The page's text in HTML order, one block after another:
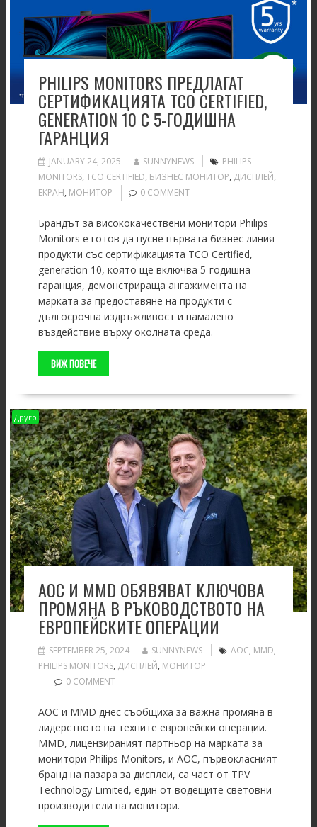
PHILIPS MONITORS ПРЕДЛАГАТ
СЕРТИФИКАЦИЯТА TCO CERTIFIED,
GENERATION 10 С 5-ГОДИШНА
ГАРАНЦИЯ
JANUARY 24, 2025 SUNNYNEWS
PHILIPS
MONITORS, TCO CERTIFIED, БИЗНЕС МОНИТОР, ДИСПЛЕЙ,
ЕКРАН, МОНИТОР 0 COMMENT
Брандът за висококачествени монитори Philips
Monitors е готов да пусне първата бизнес линия
продукти със сертификацията TCO Certified,
generation 10, която ще включва 5-годишна
гаранция, демонстрираща ангажимента на
марката за предоставяне на продукти с
дългосрочна издръжливост и намалено
въздействие върху околната среда.
ВИЖ ПОВЕЧЕ
Друго
AOC И MMD ОБЯВЯВАТ КЛЮЧОВА
ПРОМЯНА В РЪКОВОДСТВОТО НА
ЕВРОПЕЙСКИТЕ ОПЕРАЦИИ
SEPTEMBER 25, 2024 SUNNYNEWS AOC, MMD,
PHILIPS MONITORS, ДИСПЛЕЙ, МОНИТОР
0 COMMENT
AOC и MMD днес съобщиха за важна промяна в
лидерството на техните европейски операции.
MMD, лицензираният партньор на марката за
монитори Philips Monitors, и AOC, първокласният
бранд на пазара за дисплеи, са част от TPV
Technology Limited, един от водещите световни
производители на монитори.